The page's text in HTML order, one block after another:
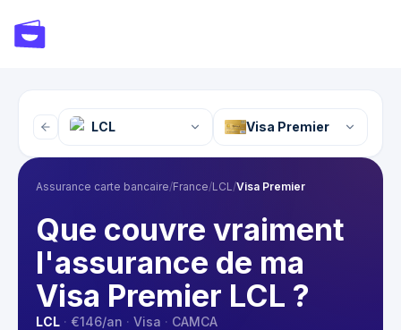
LCL Visa Premier
Assurance carte bancaire/France/LCL/Visa Premier
Que couvre vraiment
l'assurance de ma
Visa Premier LCL ?
LCL · €146/an · Visa · CAMCA